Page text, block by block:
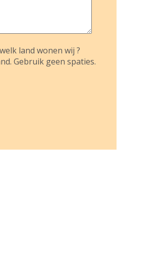
land wonen wij ?
Gebruik geen spaties.